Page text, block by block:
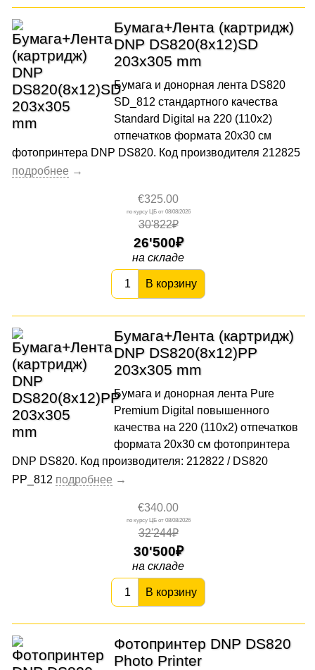
Бумага+Лента (картридж)
DNP DS820(8x12)SD
203x305 mm
Бумага и донорная лента DS820
SD_812 стандартного качества
Standard Digital на 220 (110х2)
отпечатков формата 20x30 cм
фотопринтера DNP DS820. Код производителя 212825
€325.00
08/08/2026
30'822₽
26'500
на складе
В корзину
Бумага+Лента (картридж)
DNP DS820(8x12)PP
203x305 mm
Бумага и донорная лента Pure
Premium Digital повышенного
качества на 220 (110х2) отпечатков
формата 20x30 cм фотопринтера
DNP DS820. Код производителя: 212822 / DS820
PP_812
€340.00
08/08/2026
32'244₽
30'500
на складе
В корзину
Фотопринтер DNP DS820
Photo Printer